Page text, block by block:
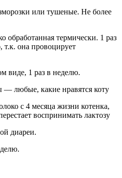
или тушеные. Не более
обработанная термически. 1 раз
она провоцирует
1 раз в неделю.
любые, какие нравятся коту
с 4 месяца жизни котенка,
воспринимать лактозу
диареи.